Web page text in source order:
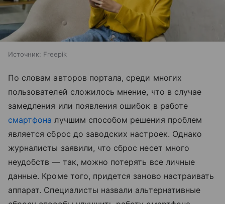
Источник: Freepik
По словам авторов портала, среди многих
пользователей сложилось мнение, что в случае
замедления или появления ошибок в работе
смартфона лучшим способом решения проблем
является сброс до заводских настроек. Однако
журналисты заявили, что сброс несет много
неудобств — так, можно потерять все личные
данные. Кроме того, придется заново настраивать
аппарат. Специалисты назвали альтернативные